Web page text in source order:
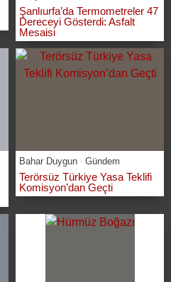
Şanlıurfa’da Termometreler 47
Dereceyi Gösterdi: Asfalt
Mesaisi
Bahar Duygun Gündem
Terörsüz Türkiye Yasa Teklifi
Komisyon’dan Geçti